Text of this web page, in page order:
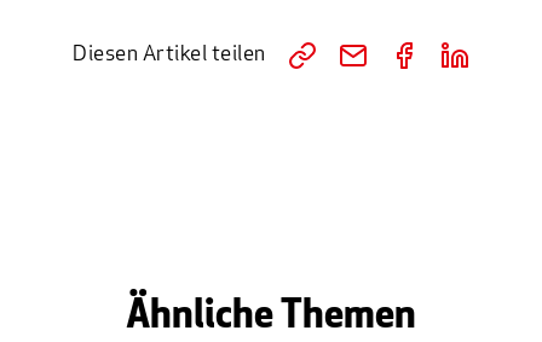
Diesen Artikel teilen
Ähnliche Themen